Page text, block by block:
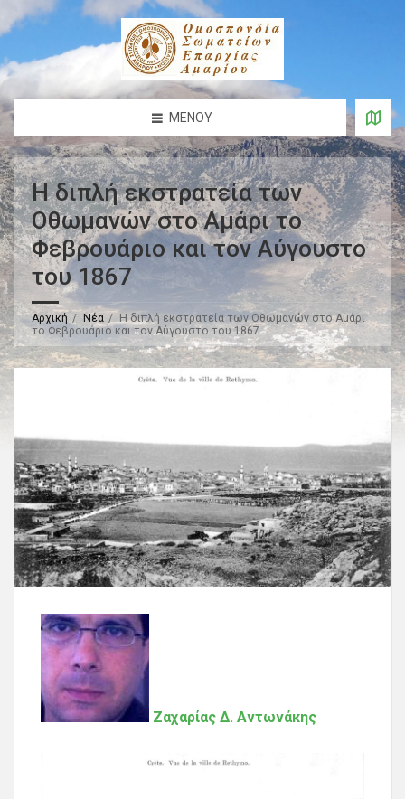
ΜΕΝΟΎ
Η διπλή εκστρατεία των
Οθωμανών στο Αμάρι το
Φεβρουάριο και τον Αύγουστο
του 1867
Αρχική Νέα
Η διπλή εκστρατεία των Οθωμανών στο Αμάρι
το Φεβρουάριο και τον Αύγουστο του 1867
Ζαχαρίας Δ. Αντωνάκης